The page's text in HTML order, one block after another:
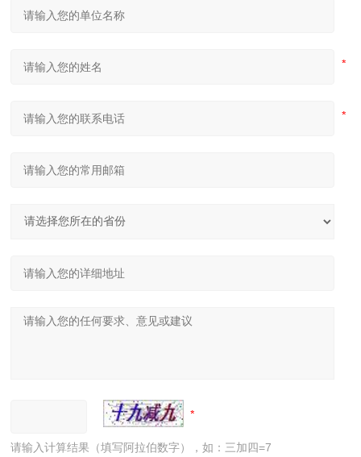
请输入计算结果（填写阿拉伯数字），如：三加四=7